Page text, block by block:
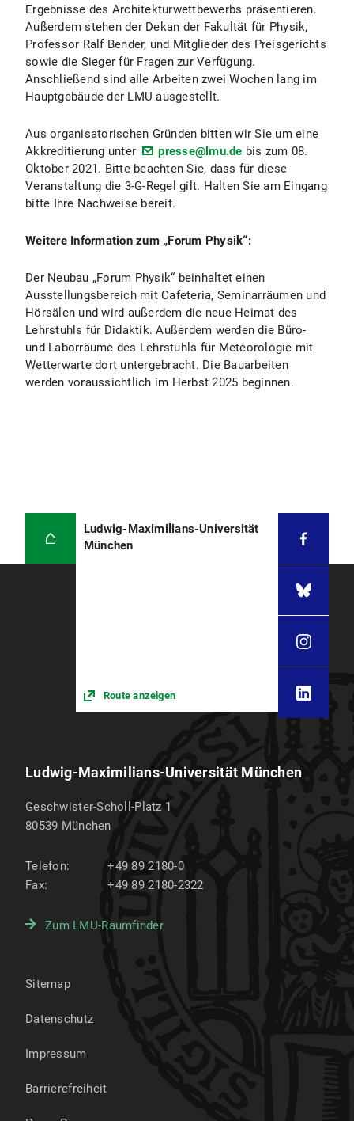
Ergebnisse des Architekturwettbewerbs präsentieren.
Außerdem stehen der Dekan der Fakultät für Physik,
Professor Ralf Bender, und Mitglieder des Preisgerichts
sowie die Sieger für Fragen zur Verfügung.
Anschließend sind alle Arbeiten zwei Wochen lang im
Hauptgebäude der LMU ausgestellt.
Aus organisatorischen Gründen bitten wir Sie um eine
Akkreditierung unter
presse@lmu.de bis zum 08.
Oktober 2021. Bitte beachten Sie, dass für diese
Veranstaltung die 3-G-Regel gilt. Halten Sie am Eingang
bitte Ihre Nachweise bereit.
Weitere Information zum „Forum Physik“:
Der Neubau „Forum Physik“ beinhaltet einen
Ausstellungsbereich mit Cafeteria, Seminarräumen und
Hörsälen und wird außerdem die neue Heimat des
Lehrstuhls für Didaktik. Außerdem werden die Büro-
und Laborräume des Lehrstuhls für Meteorologie mit
Wetterwarte dort untergebracht. Die Bauarbeiten
werden voraussichtlich im Herbst 2025 beginnen.
Ludwig-Maximilians-Universität
München
Route anzeigen
Ludwig-Maximilians-Universität München
Geschwister-Scholl-Platz 1
80539 München
Telefon:
+49 89 2180-0
Fax:
+49 89 2180-2322
Zum LMU-Raumfinder
Sitemap
Datenschutz
Impressum
Barrierefreiheit